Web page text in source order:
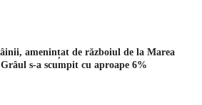
amenințat de războiul de la Marea
s-a scumpit cu aproape 6%